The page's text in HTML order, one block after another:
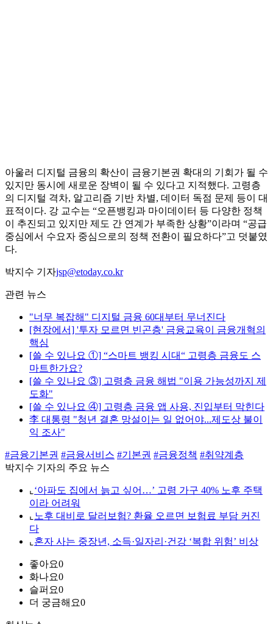
아울러 디지털 금융의 확산이 금융기본권 확대의 기회가 될 수
있지만 동시에 새로운 장벽이 될 수 있다고 지적했다. 고령층
의 디지털 격차, 알고리즘 기반 차별, 데이터 독점 문제 등이 대
표적이다. 강 교수는 “오픈뱅킹과 마이데이터 등 다양한 정책
이 추진되고 있지만 제도 간 연계가 부족한 상황”이라며 “공급
중심에서 수요자 중심으로의 정책 전환이 필요하다”고 덧붙였
다.
박지수 기자jsp@etoday.co.kr
관련 뉴스
"너무 복잡해" 디지털 금융 60대부터 무너진다
[현장에서] '투자 모르면 빈곤층' 금융교육이 금융개혁의
핵심
[쓸 수 있나요 ①] “스마트 뱅킹 시대“ 고령층 금융도 스
마트한가요?
[쓸 수 있나요 ③] 고령층 금융 해법 "이용 가능성까지 제
도화"
[쓸 수 있나요 ④] 고령층 금융 앱 사용, 진입부터 막힌다
李 대통령 "청년 결혼 망설이는 일 없어야...제도상 불이
익 조사"
#금융기본권 #금융서비스 #기본권 #금융정책 #취약계층
박지수 기자의 주요 뉴스
⌞ ‘아파도 집에서 늙고 싶어…’ 고령 가구 40% 노후 주택
이라 어려워
⌞ 노후 대비로 달러보험? 환율 오르면 보험료 부담 커진
다
⌞ 혼자 사는 중장년, 소득·일자리·건강 ‘복합 위험’ 비상
좋아요0
화나요0
슬퍼요0
더 궁금해요0